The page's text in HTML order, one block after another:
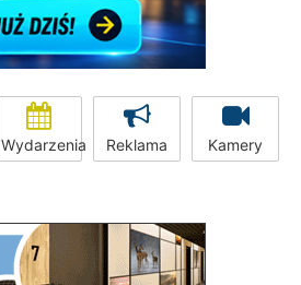
Wydarzenia Reklama Kamery